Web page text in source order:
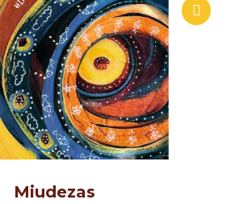
Miudezas